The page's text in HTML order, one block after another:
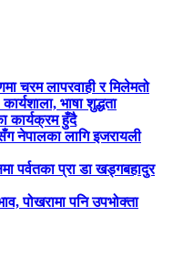
चरम लापरवाही र मिलेमतो
भाषा शुद्धता
कार्यक्रम हुँदै
नेपालका लागि इजरायली
पर्वतका प्रा डा खड्गबहादुर
पोखरामा पनि उपभोक्ता